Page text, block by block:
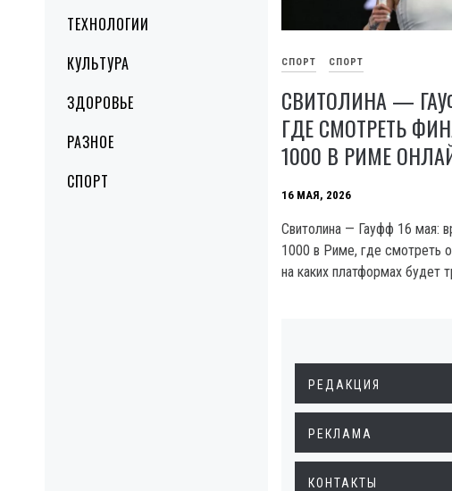
ТЕХНОЛОГИИ
КУЛЬТУРА
ЗДОРОВЬЕ
РАЗНОЕ
СПОРТ
СПОРТ СПОРТ
СВИТОЛИНА —
ГДЕ СМОТРЕТЬ
1000 В РИМЕ
16 МАЯ, 2026
Свитолина — Гауфф 16 мая:
1000 в Риме, где смотреть
на каких платформах будет
РЕДАКЦИЯ
РЕКЛАМА
КОНТАКТЫ